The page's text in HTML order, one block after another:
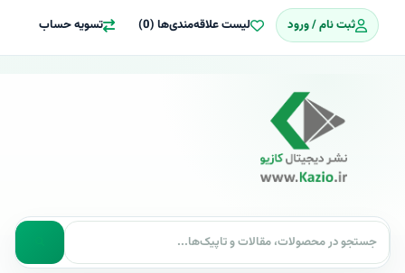
ثبت نام / ورود لیست علاقه‌مندی‌ها (0) تسویه حساب